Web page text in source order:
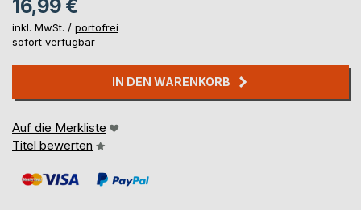
16,99 €
inkl. MwSt. / portofrei
sofort verfügbar
IN DEN WARENKORB
Auf die Merkliste
Titel bewerten